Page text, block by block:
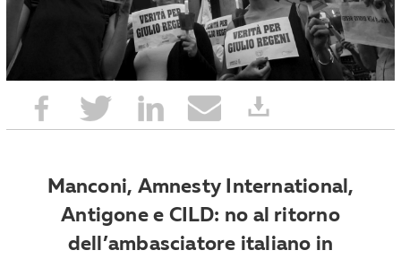
Manconi, Amnesty International,
Antigone e CILD: no al ritorno
dell’ambasciatore italiano in